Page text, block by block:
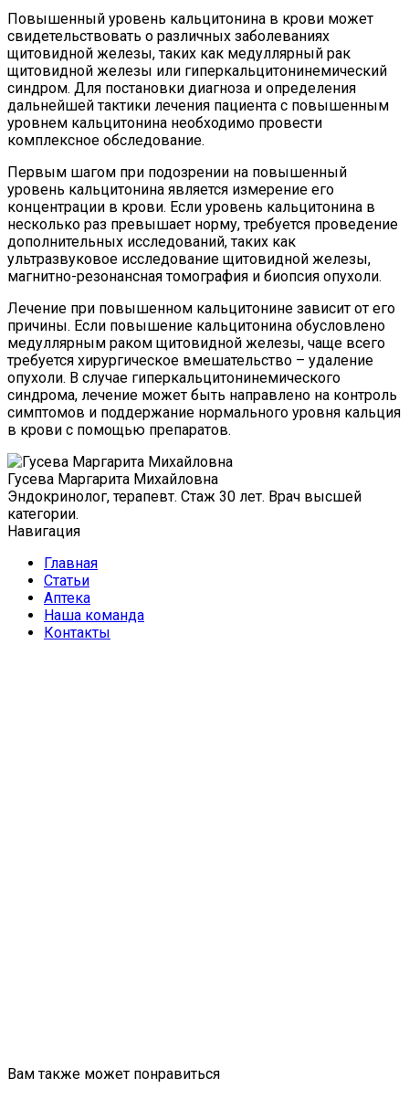
Повышенный уровень кальцитонина в крови может
свидетельствовать о различных заболеваниях
щитовидной железы, таких как медуллярный рак
щитовидной железы или гиперкальцитонинемический
синдром. Для постановки диагноза и определения
дальнейшей тактики лечения пациента с повышенным
уровнем кальцитонина необходимо провести
комплексное обследование.
Первым шагом при подозрении на повышенный
уровень кальцитонина является измерение его
концентрации в крови. Если уровень кальцитонина в
несколько раз превышает норму, требуется проведение
дополнительных исследований, таких как
ультразвуковое исследование щитовидной железы,
магнитно-резонансная томография и биопсия опухоли.
Лечение при повышенном кальцитонине зависит от его
причины. Если повышение кальцитонина обусловлено
медуллярным раком щитовидной железы, чаще всего
требуется хирургическое вмешательство – удаление
опухоли. В случае гиперкальцитонинемического
синдрома, лечение может быть направлено на контроль
симптомов и поддержание нормального уровня кальция
в крови с помощью препаратов.
Гусева Маргарита Михайловна
Эндокринолог, терапевт. Стаж 30 лет. Врач высшей
категории.
Навигация
Главная
Статьи
Аптека
Наша команда
Контакты
Вам также может понравиться